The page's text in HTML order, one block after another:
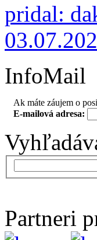
pridal:
InfoMail
Ak máte záujem o
E-mailová adresa:
Partneri